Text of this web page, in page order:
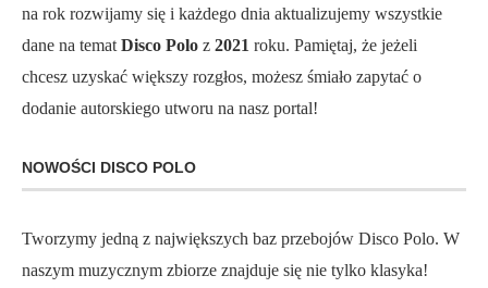
na rok rozwijamy się i każdego dnia aktualizujemy wszystkie
dane na temat Disco Polo z 2021 roku. Pamiętaj, że jeżeli
chcesz uzyskać większy rozgłos, możesz śmiało zapytać o
dodanie autorskiego utworu na nasz portal!
NOWOŚCI DISCO POLO
Tworzymy jedną z największych baz przebojów Disco Polo. W
naszym muzycznym zbiorze znajduje się nie tylko klasyka!